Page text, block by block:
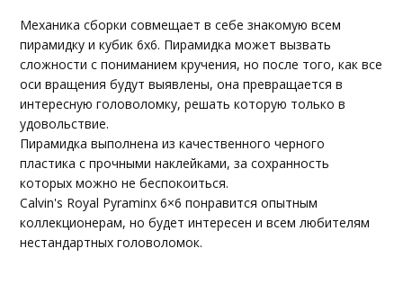
Механика сборки совмещает в себе знакомую всем
пирамидку и кубик 6х6. Пирамидка может вызвать
сложности с пониманием кручения, но после того, как все
оси вращения будут выявлены, она превращается в
интересную головоломку, решать которую только в
удовольствие.
Пирамидка выполнена из качественного черного
пластика с прочными наклейками, за сохранность
которых можно не беспокоиться.
Calvin's Royal Pyraminx 6×6 понравится опытным
коллекционерам, но будет интересен и всем любителям
нестандартных головоломок.